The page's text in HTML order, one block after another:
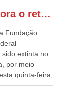
o
GONZAGA PATRIOTA comemora o retorno da FUNASA
Fundação
sido extinta no
por meio
quinta-feira,
disse hoje em